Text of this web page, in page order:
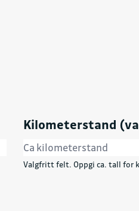
Kilometerstand
Valgfritt felt. Oppgi ca. tall for